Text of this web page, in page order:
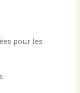
pour les